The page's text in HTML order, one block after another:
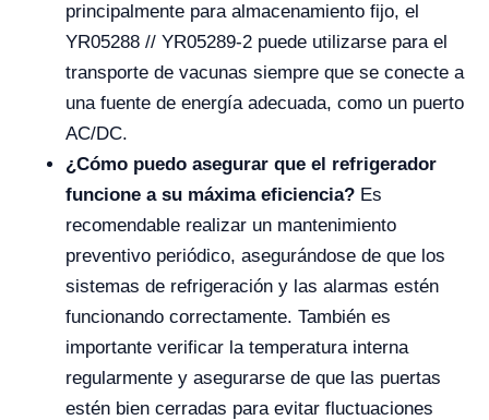
principalmente para almacenamiento fijo, el
YR05288 // YR05289-2 puede utilizarse para el
transporte de vacunas siempre que se conecte a
una fuente de energía adecuada, como un puerto
AC/DC.
¿Cómo puedo asegurar que el refrigerador
funcione a su máxima eficiencia? Es
recomendable realizar un mantenimiento
preventivo periódico, asegurándose de que los
sistemas de refrigeración y las alarmas estén
funcionando correctamente. También es
importante verificar la temperatura interna
regularmente y asegurarse de que las puertas
estén bien cerradas para evitar fluctuaciones